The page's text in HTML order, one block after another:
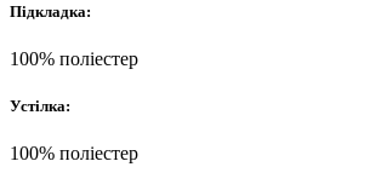
Підкладка:
100% поліестер
Устілка:
100% поліестер